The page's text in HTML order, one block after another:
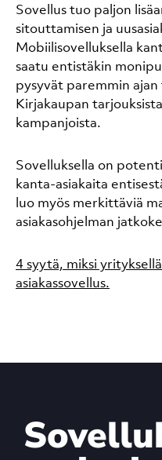
Sovellus tuo paljon
sitouttamisen ja
Mobiilisovelluksella
saatu entistäkin
pysyvät paremmin ajan
Kirjakaupan
kampanjoista.
Sovelluksella on
kanta-asiakaita
luo myös merkittäviä
asiakasohjelman
4 syytä, miksi
asiakassovellus.